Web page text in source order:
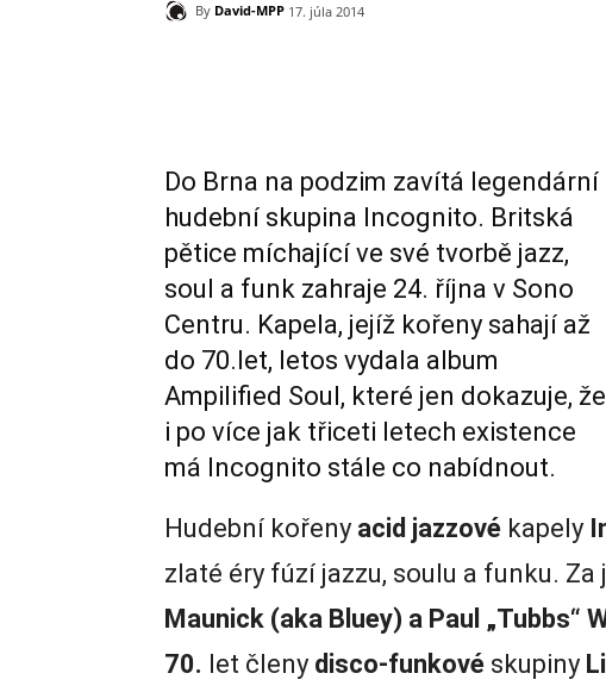
By David-MPP 17. júla 2014
Do Brna na podzim zavítá legendární
hudební skupina Incognito. Britská
pětice míchající ve své tvorbě jazz,
soul a funk zahraje 24. října v Sono
Centru. Kapela, jejíž kořeny sahají až
do 70.let, letos vydala album
Ampilified Soul, které jen dokazuje, že
i po více jak třiceti letech existence
má Incognito stále co nabídnout.
Hudební kořeny acid jazzové kapely
zlaté éry fúzí jazzu, soulu a funku.
Maunick (aka Bluey) a Paul „Tubbs“
70. let členy disco-funkové skupiny